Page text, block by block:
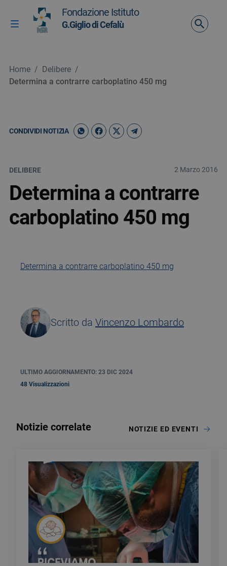
Vai ai contenuti
Vai al menu di navigazione
Vai al footer
Attiva / disattiva la navigazione
Fondazione Istituto
G.Giglio di Cefalù
Home / Delibere /
Determina a contrarre carboplatino 450 mg
CONDIVIDI NOTIZIA
DELIBERE 2 Marzo 2016
Determina a contrarre
carboplatino 450 mg
Determina a contrarre carboplatino 450 mg
Scritto da Vincenzo Lombardo
ULTIMO AGGIORNAMENTO: 23 DIC 2024
48 Visualizzazioni
Notizie correlate NOTIZIE ED EVENTI